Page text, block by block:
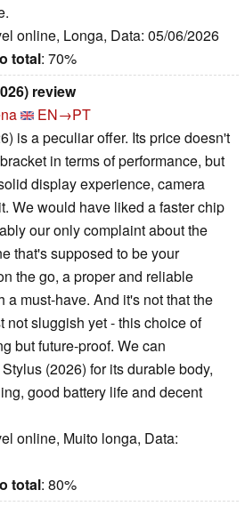
online, Longa, Data: 05/06/2026
total: 70%
review
EN→PT
is a peculiar offer. Its price doesn't
in terms of performance, but
display experience, camera
We would have liked a faster chip
our only complaint about the
that's supposed to be your
the go, a proper and reliable
a must-have. And it's not that the
not sluggish yet - this choice of
but future-proof. We can
(2026) for its durable body,
good battery life and decent
online, Muito longa, Data:
total: 80%